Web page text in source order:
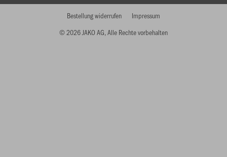
© 2026 JAKO AG, Alle Rechte vorbehalten
Bestellung widerrufen Impressum